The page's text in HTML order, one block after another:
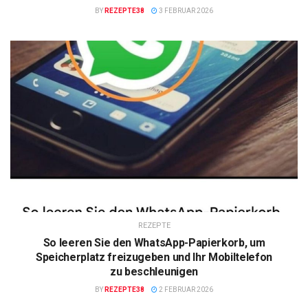
BY REZEPTE38 3 FEBRUAR 2026
REZEPTE
So leeren Sie den WhatsApp-Papierkorb, um
Speicherplatz freizugeben und Ihr Mobiltelefon
zu beschleunigen
BY REZEPTE38 2 FEBRUAR 2026